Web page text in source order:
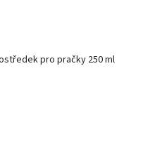
pro pračky 250 ml